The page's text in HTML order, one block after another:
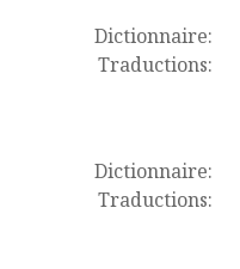
Dictionnaire:
Traductions:
Dictionnaire:
Traductions: